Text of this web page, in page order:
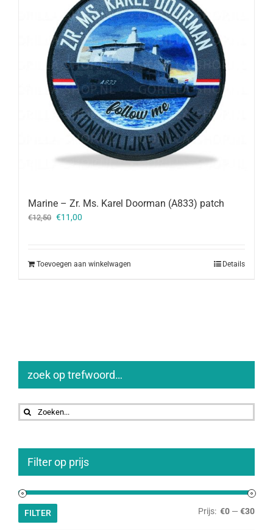
Marine – Zr. Ms. Karel Doorman (A833) patch
€12,50 Oorspronkelijke
€11,00
Toevoegen aan winkelwagen Details
zoek op trefwoord…
Zoeken
naar:
Filter op prijs
Min.
Max.
FILTER Prijs: €0 — €30